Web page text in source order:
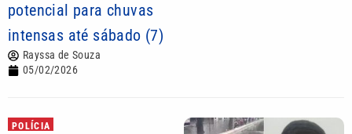
potencial para chuvas
intensas até sábado (7)
Rayssa de Souza
05/02/2026
POLÍCIA